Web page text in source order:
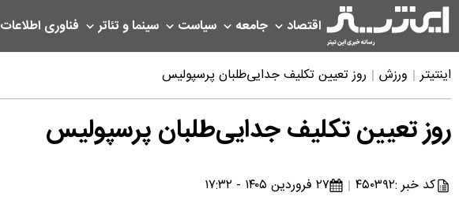
اقتصاد جامعه سیاست سینما و تئاتر فناوری اطلاعات
اینتیتر ورزش روز تعیین تکلیف جدایی‌طلبان پرسپولیس
روز تعیین تکلیف جدایی‌طلبان پرسپولیس
کد خبر :۴۵۰۳۹۲ ۲۷ فروردین ۱۴۰۵ - ۱۷:۳۲